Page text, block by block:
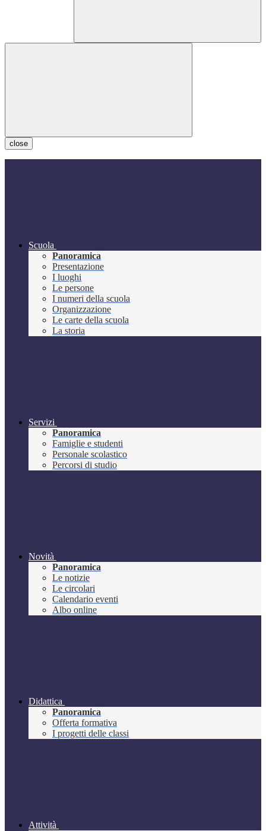
close
Scuola
Panoramica
Presentazione
I luoghi
Le persone
I numeri della scuola
Organizzazione
Le carte della scuola
La storia
Servizi
Panoramica
Famiglie e studenti
Personale scolastico
Percorsi di studio
Novità
Panoramica
Le notizie
Le circolari
Calendario eventi
Albo online
Didattica
Panoramica
Offerta formativa
I progetti delle classi
Attività